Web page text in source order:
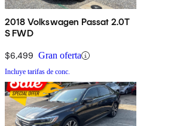
2018 Volkswagen Passat 2.0T
S FWD
$6,499 Gran oferta
Incluye tarifas de conc.